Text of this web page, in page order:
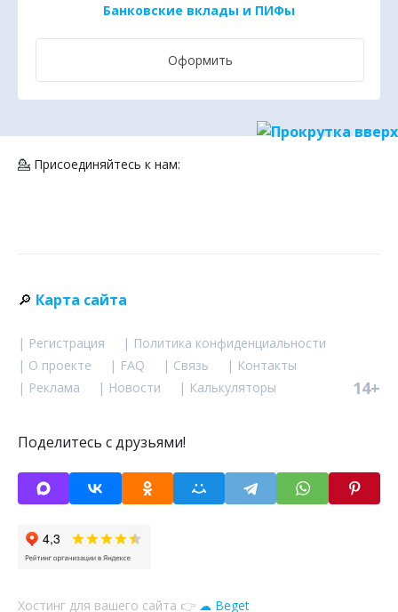
Банковские вклады и ПИФы
Оформить
💁 Присоединяйтесь к нам:
🔎 Карта сайта
| Регистрация
| Политика конфиденциальности
| О проекте
| FAQ | Связь
| Контакты
| Реклама
| Новости | Калькуляторы 14+
Поделитесь с друзьями!
Хостинг для вашего сайта 👉 ☁ Beget